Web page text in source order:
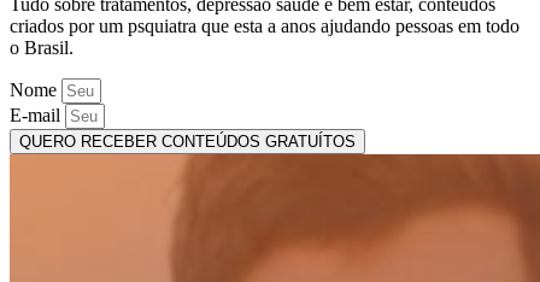
Tudo sobre tratamentos, depressão saúde e bem estar, conteúdos
criados por um psquiatra que esta a anos ajudando pessoas em todo
o Brasil.
Nome
E-mail
QUERO RECEBER CONTEÚDOS GRATUÍTOS